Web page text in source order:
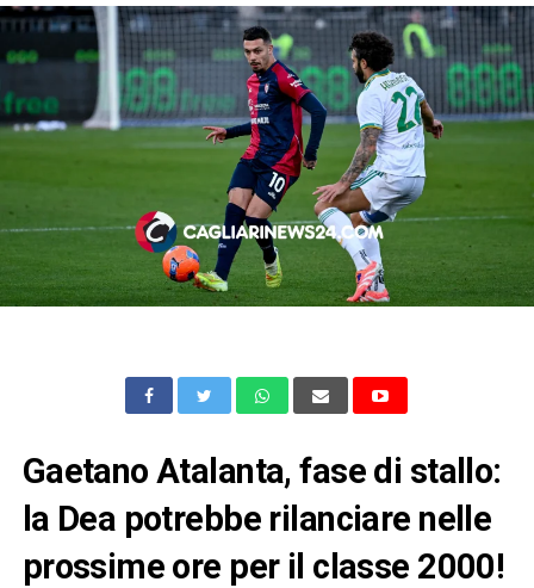
Gaetano Atalanta, fase di stallo:
la Dea potrebbe rilanciare nelle
prossime ore per il classe 2000!